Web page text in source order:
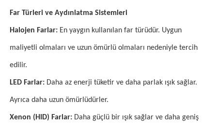
Far Türleri ve Aydınlatma Sistemleri
Halojen Farlar: En yaygın kullanılan far türüdür. Uygun
maliyetli olmaları ve uzun ömürlü olmaları nedeniyle tercih
edilir.
LED Farlar: Daha az enerji tüketir ve daha parlak ışık sağlar.
Ayrıca daha uzun ömürlüdürler.
Xenon (HID) Farlar: Daha güçlü bir ışık sağlar ve daha geniş